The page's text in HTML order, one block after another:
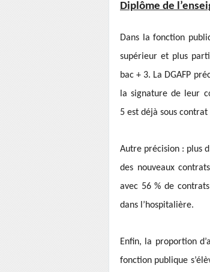
Diplôme de
Dans la fonction
supérieur et plus
bac + 3. La DGAFP
la signature de leur
5 est déjà sous contrat
Autre précision : plus
des nouveaux
avec 56 % de
dans l’hospitalière.
Enfin, la proportion
fonction publique